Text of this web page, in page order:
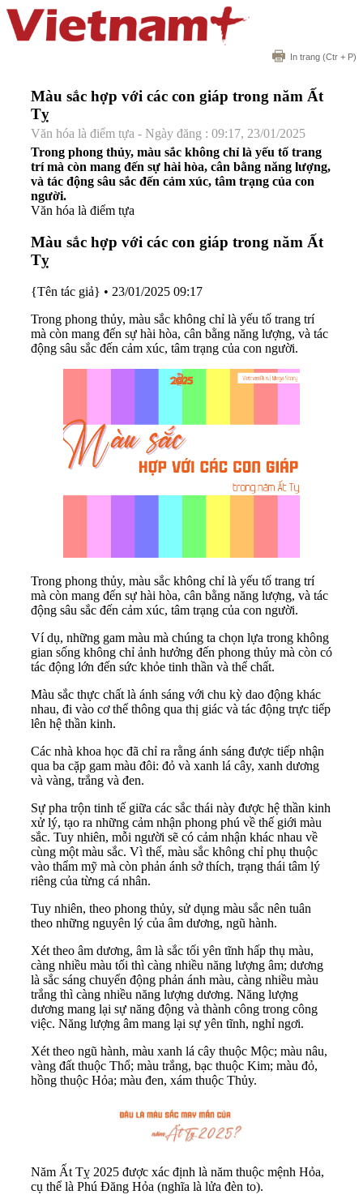
In trang (Ctr + P)
Màu sắc hợp với các con giáp trong năm Ất
Tỵ
Văn hóa là điểm tựa - Ngày đăng : 09:17, 23/01/2025
Trong phong thủy, màu sắc không chỉ là yếu tố trang
trí mà còn mang đến sự hài hòa, cân bằng năng lượng,
và tác động sâu sắc đến cảm xúc, tâm trạng của con
người.
Văn hóa là điểm tựa
Màu sắc hợp với các con giáp trong năm Ất
Tỵ
{Tên tác giả} • 23/01/2025 09:17
Trong phong thủy, màu sắc không chỉ là yếu tố trang trí
mà còn mang đến sự hài hòa, cân bằng năng lượng, và tác
động sâu sắc đến cảm xúc, tâm trạng của con người.
Trong phong thủy, màu sắc không chỉ là yếu tố trang trí
mà còn mang đến sự hài hòa, cân bằng năng lượng, và tác
động sâu sắc đến cảm xúc, tâm trạng của con người.
Ví dụ, những gam màu mà chúng ta chọn lựa trong không
gian sống không chỉ ảnh hưởng đến phong thủy mà còn có
tác động lớn đến sức khỏe tinh thần và thể chất.
Màu sắc thực chất là ánh sáng với chu kỳ dao động khác
nhau, đi vào cơ thể thông qua thị giác và tác động trực tiếp
lên hệ thần kinh.
Các nhà khoa học đã chỉ ra rằng ánh sáng được tiếp nhận
qua ba cặp gam màu đôi: đỏ và xanh lá cây, xanh dương
và vàng, trắng và đen.
Sự pha trộn tinh tế giữa các sắc thái này được hệ thần kinh
xử lý, tạo ra những cảm nhận phong phú về thế giới màu
sắc. Tuy nhiên, mỗi người sẽ có cảm nhận khác nhau về
cùng một màu sắc. Vì thế, màu sắc không chỉ phụ thuộc
vào thẩm mỹ mà còn phản ánh sở thích, trạng thái tâm lý
riêng của từng cá nhân.
Tuy nhiên, theo phong thủy, sử dụng màu sắc nên tuân
theo những nguyên lý của âm dương, ngũ hành.
Xét theo âm dương, âm là sắc tối yên tĩnh hấp thụ màu,
càng nhiều màu tối thì càng nhiều năng lượng âm; dương
là sắc sáng chuyển động phản ánh màu, càng nhiều màu
trắng thì càng nhiều năng lượng dương. Năng lượng
dương mang lại sự năng động và thành công trong công
việc. Năng lượng âm mang lại sự yên tĩnh, nghỉ ngơi.
Xét theo ngũ hành, màu xanh lá cây thuộc Mộc; màu nâu,
vàng đất thuộc Thổ; màu trắng, bạc thuộc Kim; màu đỏ,
hồng thuộc Hỏa; màu đen, xám thuộc Thủy.
Năm Ất Tỵ 2025 được xác định là năm thuộc mệnh Hỏa,
cụ thể là Phú Đăng Hỏa (nghĩa là lửa đèn to).